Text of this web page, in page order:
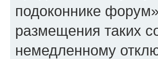
подоконнике
размещения таких
немедленному